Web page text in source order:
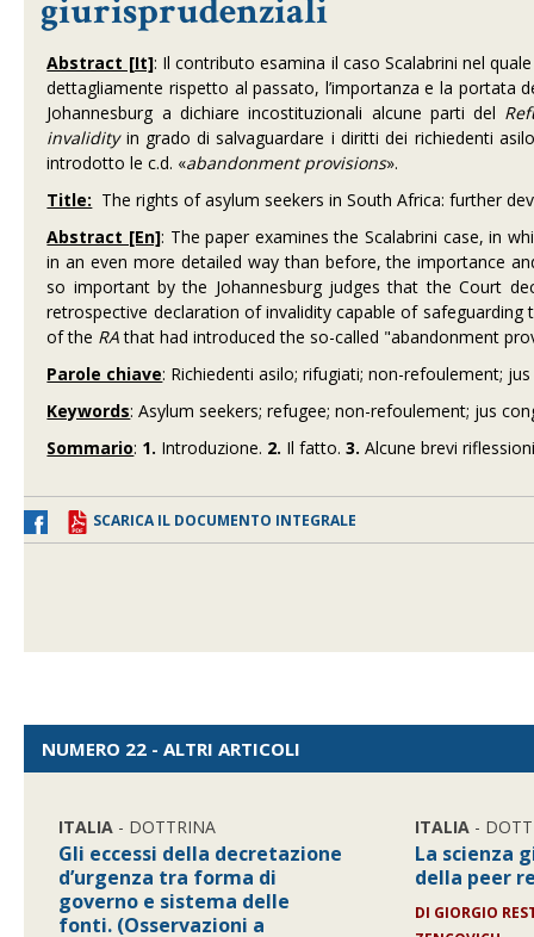
giurisprudenziali
Abstract [It]: Il contributo esamina il caso Scalabrini nel
dettagliamente rispetto al passato, l’importanza e la portata
Johannesburg a dichiare incostituzionali alcune parti del
invalidityin grado di salvaguardare i diritti dei richiedenti
introdotto le c.d. «abandonment provisions».
Title: The rights of asylum seekers in South Africa: further
Abstract [En]: The paper examines the Scalabrini case, in
in an even more detailed way than before, the importance
so important by the Johannesburg judges that the Court
retrospective declaration of invalidity capable of
of the RAthat had introduced the so-called "abandonment
Parole chiave: Richiedenti asilo; rifugiati; non-refoulement;
Keywords: Asylum seekers; refugee; non-refoulement; jus
Sommario: 1. Introduzione. 2. Il fatto.3. Alcune brevi
SCARICA IL DOCUMENTO INTEGRALE
NUMERO 22 - ALTRI ARTICOLI
ITALIA - DOTTRINA
Gli eccessi della decretazione
d’urgenza tra forma di
governo e sistema delle
fonti. (Osservazioni a
ITALIA -
La scienza
della peer
DI GIORGIO